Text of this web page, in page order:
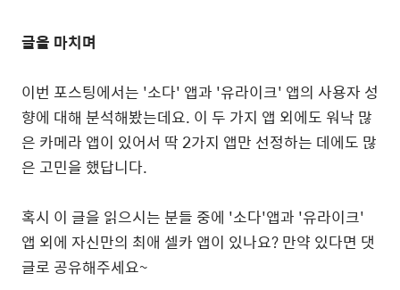
글을 마치며
이번 포스팅에서는 '소다' 앱과 '유라이크' 앱의 사용자 성
향에 대해 분석해봤는데요. 이 두 가지 앱 외에도 워낙 많
은 카메라 앱이 있어서 딱 2가지 앱만 선정하는 데에도 많
은 고민을 했답니다.
혹시 이 글을 읽으시는 분들 중에 '소다'앱과 '유라이크'
앱 외에 자신만의 최애 셀카 앱이 있나요?만약 있다면 댓
글로 공유해주세요~